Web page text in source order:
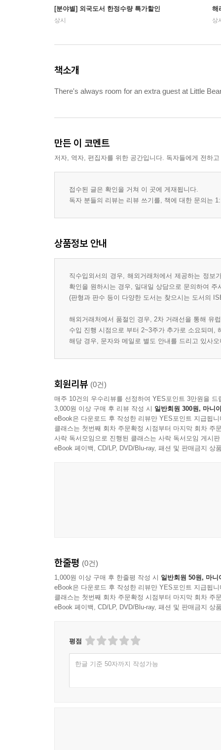
[분야별] 외국도서 한정수량 특가할인
상시
해
상
책소개
There's always room for an extra guest at Little
만든 이 코멘트
저자, 역자, 편집자를 위한 공간입니다. 독자들에게 전하
접수된 글은 확인을 거쳐 이 곳에 게재됩니다.
독자 분들의 리뷰는 리뷰 쓰기를, 책에 대한 문의는
상품정보 안내
직수입외서의 경우, 해외거래처에서 제공하는 정
확인을 원하시는 경우, 일대일 상담으로 문의하여 주
(판형과 판수 등이 다양한 도서는 찾으시는 도서의
해외거래처에서 품절인 경우, 2차 거래선을 통해 유
수입 진행 시점으로 부터 2~3주가 추가로 소요되며,
해당 경우, 문자와 메일로 별도 안내를 드리고 있사
회원리뷰 (0건)
매주 10건의 우수리뷰를 선정하여 YES포인트 3만원을 드
3,000원 이상 구매 후 리뷰 작성 시 일반회원 300원, 마니
eBook은 다운로드 후 작성한 리뷰만 YES포인트 지급됩니
클래스는 첫번째 회차 주문확정 시점부터 마지막 회차 주
사락 독서모임으로 진행된 클래스는 사락 독서모임 게시
eBook 페이백, CD/LP, DVD/Blu-ray, 패션 및 판매금지 상
한줄평 (0건)
1,000원 이상 구매 후 한줄평 작성 시 일반회원 50원, 마니
eBook은 다운로드 후 작성한 리뷰만 YES포인트 지급됩니
클래스는 첫번째 회차 주문확정 시점부터 마지막 회차 주
eBook 페이백, CD/LP, DVD/Blu-ray, 패션 및 판매금지 상
평점
한글 기준 50자까지 작성가능